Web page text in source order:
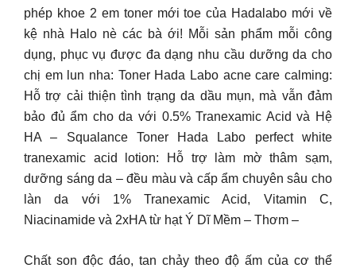
phép khoe 2 em toner mới toe của Hadalabo mới về
kệ nhà Halo nè các bà ới! Mỗi sản phẩm mỗi công
dụng, phục vụ được đa dạng nhu cầu dưỡng da cho
chị em lun nha: Toner Hada Labo acne care calming:
Hỗ trợ cải thiện tình trạng da dầu mụn, mà vẫn đảm
bảo đủ ẩm cho da với 0.5% Tranexamic Acid và Hệ
HA – Squalance Toner Hada Labo perfect white
tranexamic acid lotion: Hỗ trợ làm mờ thâm sạm,
dưỡng sáng da – đều màu và cấp ẩm chuyên sâu cho
làn da với 1% Tranexamic Acid, Vitamin C,
Niacinamide và 2xHA từ hạt Ý Dĩ Mềm – Thơm –
Chất son độc đáo, tan chảy theo độ ấm của cơ thể